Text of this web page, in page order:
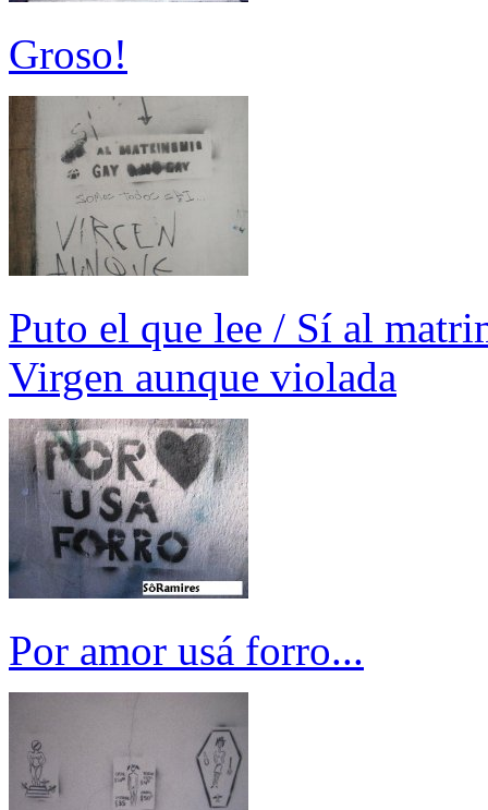
Groso!
Puto el que lee / Sí al
Virgen aunque violada
Por amor usá forro...